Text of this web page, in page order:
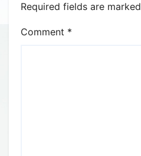
Required fields are marked
Comment *